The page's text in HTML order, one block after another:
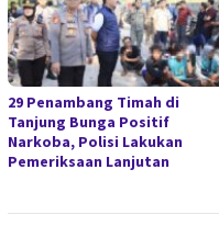
29 Penambang Timah di
Tanjung Bunga Positif
Narkoba, Polisi Lakukan
Pemeriksaan Lanjutan